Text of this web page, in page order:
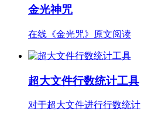
金光神咒
在线《金光咒》原文阅读
超大文件行数统计工具
对于超大文件进行行数统计